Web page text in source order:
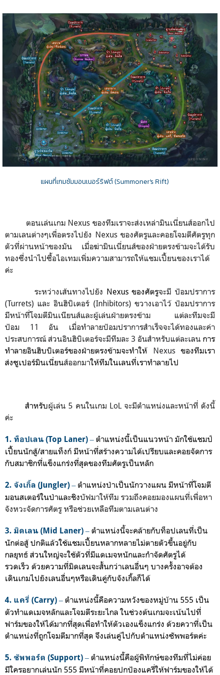
แผนที่เกมซัมมอนเนอร์ริฟต์ (Summoner's Rift)
ตอนเล่นเกม Nexus ของทีมเราจะส่งเหล่ามินเนี่ยนส์ออกไป
ตามเลนต่างๆเพื่อตรงไปยัง Nexus ของศัตรูและคอยโจมตีศัตรูทุก
ตัวที่ผ่านหน้าของมัน เมื่อฆ่ามินเนี่ยนส์ของฝ่ายตรงข้ามจะได้รับ
ทองซึ่งนำไปซื้อไอเทมเพิ่มความสามารถให้แชมเปี้ยนของเราได้
ค่ะ
ระหว่างเส้นทางไปยัง Nexus ของศัตรูจะมี ป้อมปราการ
(Turrets) และอินฮิบิเตอร์ (Inhibitors) ขวางเอาไว้ป้อมปราการ
มีหน้าที่โจมตีมินเนียนส์และผู้เล่นฝ่ายตรงข้าม แต่ละทีมจะมี
ป้อม 11 อัน
เมื่อทำลายป้อมปราการสำเร็จจะได้ทองและค่า
ประสบการณ์ ส่วนอินฮิบิเตอร์จะมีทีมละ 3 อันสำหรับแต่ละเลน การ
ทำลายอินฮิบบิเตอร์ของฝ่ายตรงข้ามจะทำให้ Nexus ของทีมเรา
ส่งซูเปอร์มินเนี่ยนส์ออกมาให้ทีมในเลนที่เราทำลายไป
สำหรับผู้เล่น 5 คนในเกม LoL จะมีตำแหน่งและหน้าที่ ดังนี้
ค่ะ
1. ท็อปเลน (Top Laner) ‒ ตำแหน่งนี้เป็นแนวหน้า มักใช้แชมป์
เปี้ยนนักสู้/สายแท็งก์ มีหน้าที่สร้างความได้เปรียบและคอยจัดการ
กับสมาชิกที่แข็งแกร่งที่สุดของทีมศัตรูเป็นหลัก
2. จังเกิ้ล (Jungler) ‒ ตำแหน่งป่าเป็นนักวางแผน มีหน้าที่โจมตี
มอนสเตอร์ในป่าและชิงบัฟมาให้ทีม รวมถึงคอยมองแผนที่เพื่อหา
จังหวะจัดการศัตรู หรือช่วยเหลือทีมตามเลนต่าง
3. มิดเลน (Mid Laner) ‒ ตำแหน่งนี้จะคล้ายกับท็อปเลนที่เป็น
นักต่อสู้ ปกติแล้วใช้แชมเปี้ยนหลากหลายไม่ตายตัวขึ้นอยู่กับ
กลยุทธ์ ส่วนใหญ่จะใช้ตัวที่มีแดเมจหนักและกำจัดศัตรูได้
รวดเร็ว ด้วยความที่มิดเลนจะสั้นกว่าเลนอื่นๆ บางครั้งอาจต้อง
เดินเกมไปยังเลนอื่นๆหรือเดินคู่กับจังเกิ้ลก็ได้
4. แครี่ (Carry) ‒ ตำแหน่งนี้คือความหวังของหมู่บ้าน 555 เป็น
ตัวทำแดเมจหลักและโจมตีระยะไกล ในช่วงต้นเกมจะเน้นไปที่
ฟาร์มของให้ได้มากที่สุดเพื่อทำให้ตัวเองแข็งแกร่ง ด้วยควาที่เป็น
ตำแหน่งที่ถูกโจมตีมากที่สุด จึงเล่นคู่ไปกับตำแหน่งซัพพอร์ตค่ะ
5. ซัพพอร์ต (Support) ‒ ตำแหน่งนี้คือผู้พิทักษ์ของทีมที่ไม่ค่อย
มีใครอยากเล่นนัก 555 มีหน้าที่คอยปกป้องแครี่ให้ฟาร์มของให้ได้